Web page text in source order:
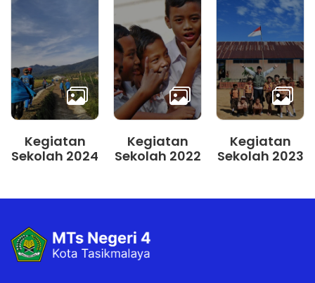
Kegiatan
Sekolah 2024
Kegiatan
Sekolah 2022
Kegiatan
Sekolah 2023